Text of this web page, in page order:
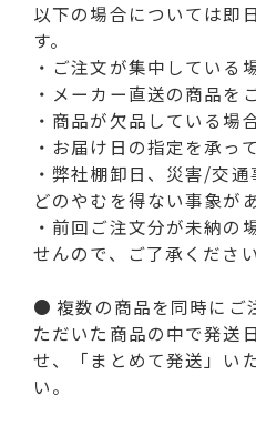
以下の場合については即
す。
・ご注文が集中している
・メーカー直送の商品を
・商品が欠品している場
・お届け日の指定を承っ
・弊社棚卸日、災害/交
どのやむを得ない事象が
・前回ご注文分が未納の
せんので、ご了承ください
● 複数の商品を同時にご
ただいた商品の中で発送
せ、「まとめて発送」い
い。